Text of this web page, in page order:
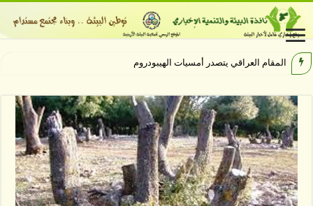
المقام العراقي يتصدر أمسيات الهيبودروم في مهرجان جر